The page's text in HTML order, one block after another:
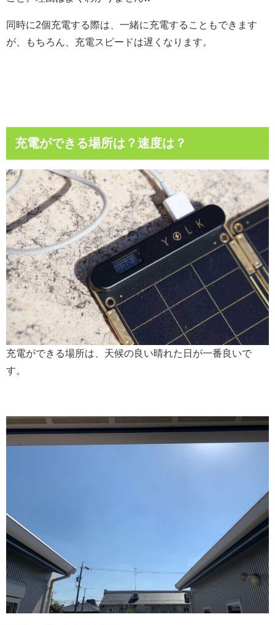
同時に2個充電する際は、一緒に充電することもできます
が、もちろん、充電スピードは遅くなります。
充電ができる場所は？速度は？
充電ができる場所は、天候の良い晴れた日が一番良いで
す。